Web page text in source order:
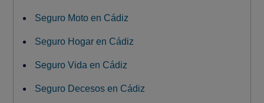
Seguro Moto en Cádiz
Seguro Hogar en Cádiz
Seguro Vida en Cádiz
Seguro Decesos en Cádiz